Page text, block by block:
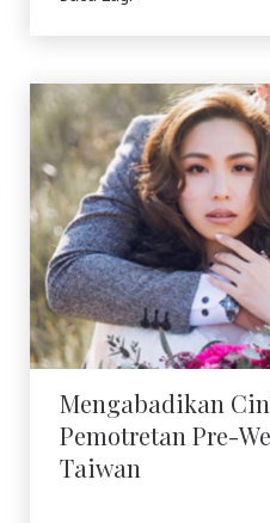
Pemotretan Pre-
Mengabadikan
Pemotretan Pre-
Taiwan